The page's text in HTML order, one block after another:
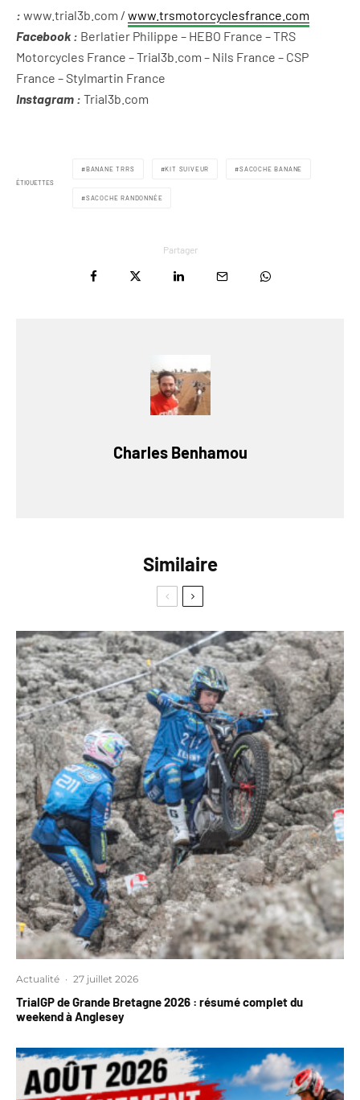
: www.trial3b.com / www.trsmotorcyclesfrance.com
Facebook : Berlatier Philippe – HEBO France – TRS
Motorcycles France – Trial3b.com – Nils France – CSP
France – Stylmartin France
Instagram : Trial3b.com
ÉTIQUETTES
BANANE TRRS KIT SUIVEUR SACOCHE BANANE
SACOCHE RANDONNÉE
Partager
Charles Benhamou
Similaire
Actualité · 27 juillet 2026
TrialGP de Grande Bretagne 2026 : résumé complet du
weekend à Anglesey